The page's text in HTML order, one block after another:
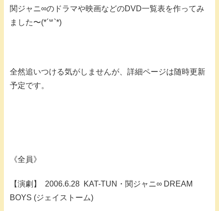
関ジャニ∞のドラマや映画などのDVD一覧表を作ってみ
ました〜(*´꒳`*)
全然追いつける気がしませんが、詳細ページは随時更新
予定です。
《全員》
【演劇】 2006.6.28 KAT-TUN・関ジャニ∞ DREAM
BOYS (ジェイストーム)